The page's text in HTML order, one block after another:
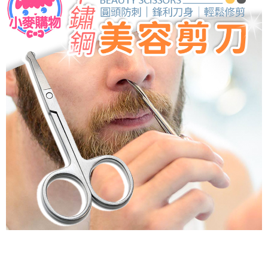
１．於結帳方式選擇「AFTEE先享後付」後，將跳轉至「AFTEE先享後付」
結帳頁面，進行簡訊認證並確認金額後，即可完成結帳。
２．訂單成立數日內，您將收到繳費通知簡訊。
３．收到繳費通知簡訊後14天內，點擊此簡訊中的連結，可透過四大超商／
ATM／網路銀行／等多元方式進行付款，方視為交易完成。
※ 請注意：結帳手續完成當下不需立刻繳費，但若您需要取消訂單，請聯絡
購買商品的店家。未經商家同意取消之訂單仍視為有效，需透過AFTEE先享
後付繳納相關費用。
※ 交易是否成功請以「AFTEE先享後付 」之結帳頁面顯示為準，若有關於
是否繳費成功／繳費後需取消欲退款等相關疑問，請聯繫「AFTEE先享後付
客戶支援中心」
https://netprotections.freshdesk.com/support/home
【注意事項】
１．透過由恩沛科技股份有限公司提供之「AFTEE先享後付」服務完成之交
易，需依本服務之必要範圍內提供個人資料，並將交易相關給付款項請求債
權轉讓予恩沛科技股份有限公司。
２．關於個人資料處理事宜，請瀏覽以下網址：
https://aftee.tw/terms/#terms3
３．未成年的使用者請事先徵得法定代理人或監護人之同意方可使用
「AFTEE先享後付」，若未經同意申辦者引起之損失，本公司不負相關責
４．使用「AFTEE先享後付」時，將依據個別帳號之用戶狀況，依本公司即
付款後全家取貨
每筆NT$60，滿NT$399(含以上)免運費
7-11取貨付款
每筆NT$60，滿NT$399(含以上)免運費
付款後7-11取貨
每筆NT$60，滿NT$399(含以上)免運費
宅配
每筆NT$65，滿NT$99(含以上)免運費